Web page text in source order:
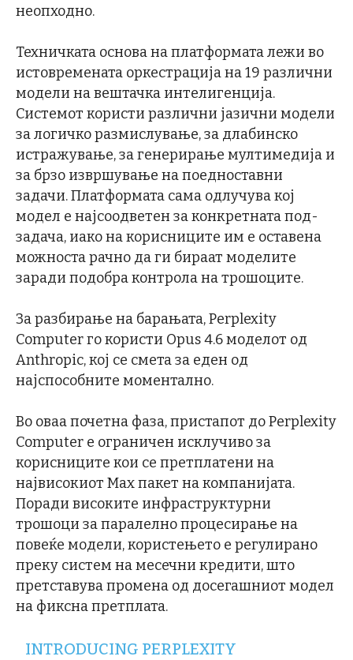
неопходно.
Техничката основа на платформата лежи во
истовремената оркестрација на 19 различни
модели на вештачка интелигенција.
Системот користи различни јазични модели
за логичко размислување, за длабинско
истражување, за генерирање мултимедија и
за брзо извршување на поедноставни
задачи. Платформата сама одлучува кој
модел е најсоодветен за конкретната под-
задача, иако на корисниците им е оставена
можноста рачно да ги бираат моделите
заради подобра контрола на трошоците.
За разбирање на барањата, Perplexity
Computer го користи Opus 4.6 моделот од
Anthropic, кој се смета за еден од
најспособните моментално.
Во оваа почетна фаза, пристапот до Perplexity
Computer е ограничен исклучиво за
корисниците кои се претплатени на
највисокиот Max пакет на компанијата.
Поради високите инфраструктурни
трошоци за паралелно процесирање на
повеќе модели, користењето е регулирано
преку систем на месечни кредити, што
претставува промена од досегашниот модел
на фиксна претплата.
INTRODUCING PERPLEXITY